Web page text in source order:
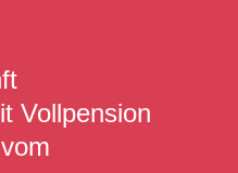
Vollpension